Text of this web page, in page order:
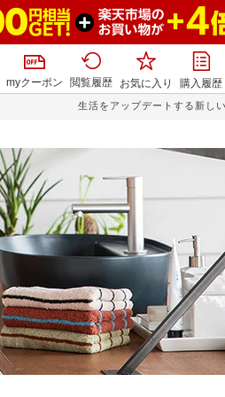
myクーポン 閲覧履歴 お気に入り 購入履歴